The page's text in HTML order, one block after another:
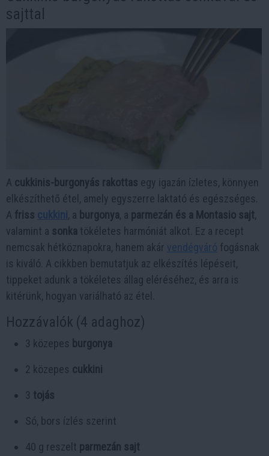
sajttal
A cukkinis-burgonyás rakottas egy igazán ízletes, könnyen
elkészíthető étel, amely egyszerre laktató és egészséges.
A friss cukkini, a burgonya, a parmezán és a Montasio sajt,
valamint a sonka tökéletes harmóniát alkot. Ez a recept
nemcsak hétköznapokra, hanem akár vendégváró fogásnak
is kiváló. A cikkben bemutatjuk az elkészítés lépéseit,
tippeket adunk a tökéletes állag eléréséhez, és arra is
kitérünk, hogyan variálható az étel.
Hozzávalók (4 adaghoz)
3 közepes burgonya
2 közepes cukkini
3 tojás
Só, bors ízlés szerint
40 g reszelt parmezán sajt